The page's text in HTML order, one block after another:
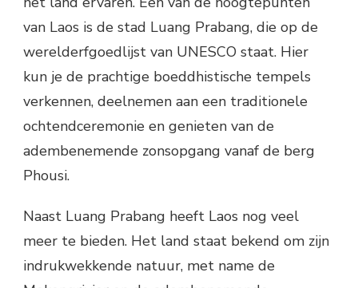
van Laos is de stad Luang Prabang, die op de
werelderfgoedlijst van UNESCO staat. Hier
kun je de prachtige boeddhistische tempels
verkennen, deelnemen aan een traditionele
ochtendceremonie en genieten van de
adembenemende zonsopgang vanaf de berg
Phousi.
Naast Luang Prabang heeft Laos nog veel
meer te bieden. Het land staat bekend om zijn
indrukwekkende natuur, met name de